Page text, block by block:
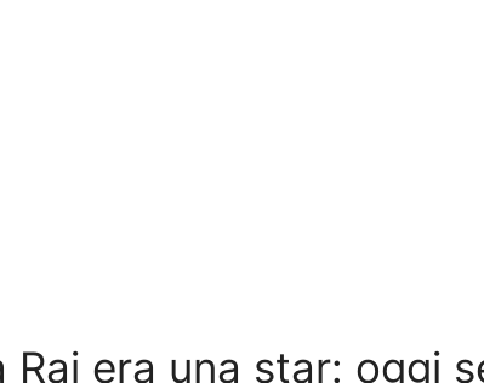
Rai era una star: oggi